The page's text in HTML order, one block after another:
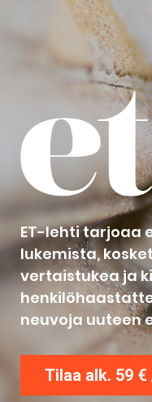
ET-lehti tarjoaa
lukemista,
vertaistukea ja
neuvoja uuteen
Tilaa alk. 59 €